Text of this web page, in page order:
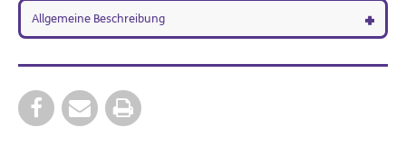
Allgemeine Beschreibung